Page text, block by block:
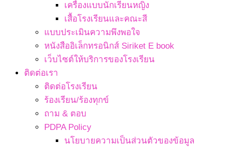
เครื่องแบบนักเรียนหญิง
เสื้อโรงเรียนและคณะสี
แบบประเมินความพึงพอใจ
หนังสืออิเล็กทรอนิกส์ Siriket E book
เว็บไซต์ให้บริการของโรงเรียน
ติดต่อเรา
ติดต่อโรงเรียน
ร้องเรียน/ร้องทุกข์
ถาม & ตอบ
PDPA Policy
นโยบายความเป็นส่วนตัวของข้อมูล